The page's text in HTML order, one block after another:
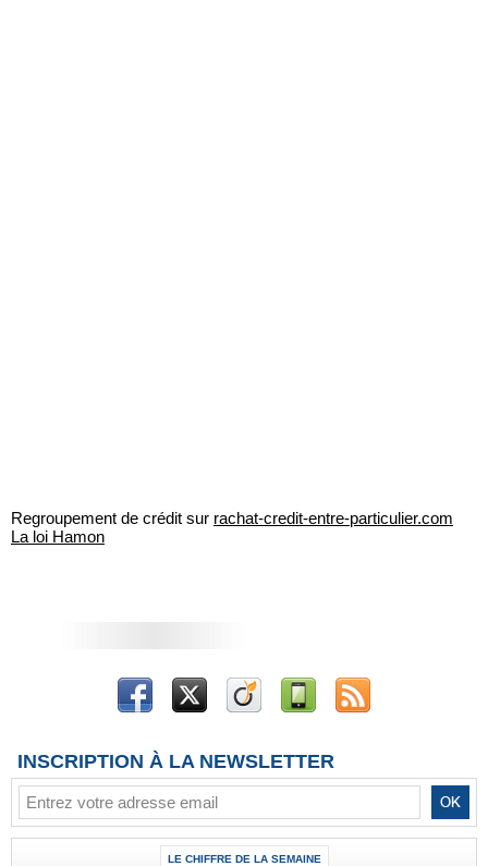
Regroupement de crédit sur rachat-credit-entre-particulier.com
La loi Hamon
INSCRIPTION À LA NEWSLETTER
LE CHIFFRE DE LA SEMAINE